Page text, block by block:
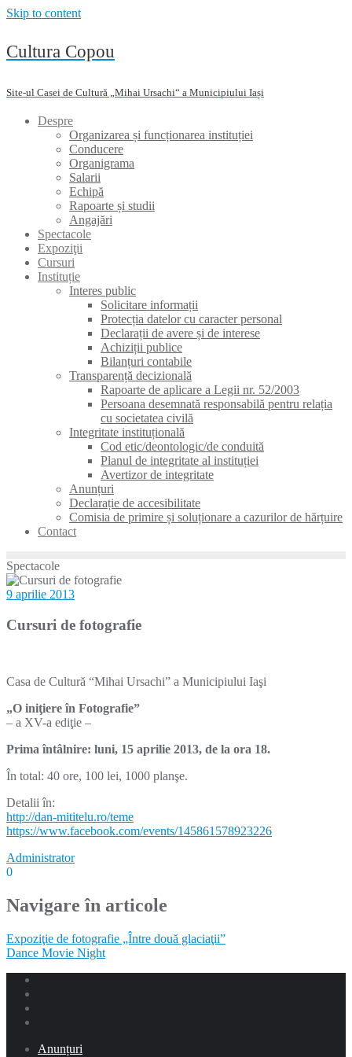
Skip to content
Cultura Copou
Site-ul Casei de Cultură „Mihai Ursachi“ a Municipiului Iași
Despre
Organizarea și funcționarea instituției
Conducere
Organigrama
Salarii
Echipă
Rapoarte și studii
Angajări
Spectacole
Expoziţii
Cursuri
Instituție
Interes public
Solicitare informații
Protecția datelor cu caracter personal
Declarații de avere și de interese
Achiziții publice
Bilanțuri contabile
Transparență decizională
Rapoarte de aplicare a Legii nr. 52/2003
Persoana desemnată responsabilă pentru relația
cu societatea civilă
Integritate instituțională
Cod etic/deontologic/de conduită
Planul de integritate al instituției
Avertizor de integritate
Anunțuri
Declarație de accesibilitate
Comisia de primire și soluționare a cazurilor de hărțuire
Contact
Spectacole
9 aprilie 2013
Cursuri de fotografie
Casa de Cultură “Mihai Ursachi” a Municipiului Iaşi
„O iniţiere în Fotografie”
– a XV-a ediţie –
Prima întâlnire: luni, 15 aprilie 2013, de la ora 18.
În total: 40 ore, 100 lei, 1000 planşe.
Detalii în:
http://dan-mititelu.ro/teme
https://www.facebook.com/events/145861578923226
Administrator
0
Navigare în articole
Expoziţie de fotografie „Între două glaciaţii”
Dance Movie Night
Anunțuri